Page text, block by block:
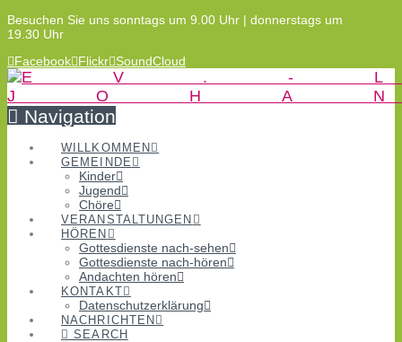
Besuchen Sie uns sonntags um 9.00 Uhr | donnerstags um
19.30 Uhr
Facebook Flickr SoundCloud
Navigation
WILLKOMMEN
GEMEINDE
Kinder
Jugend
Chöre
VERANSTALTUNGEN
HÖREN
Gottesdienste nach-sehen
Gottesdienste nach-hören
Andachten hören
KONTAKT
Datenschutzerklärung
NACHRICHTEN
SEARCH